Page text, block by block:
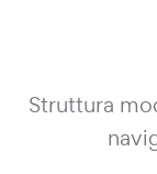
Struttura